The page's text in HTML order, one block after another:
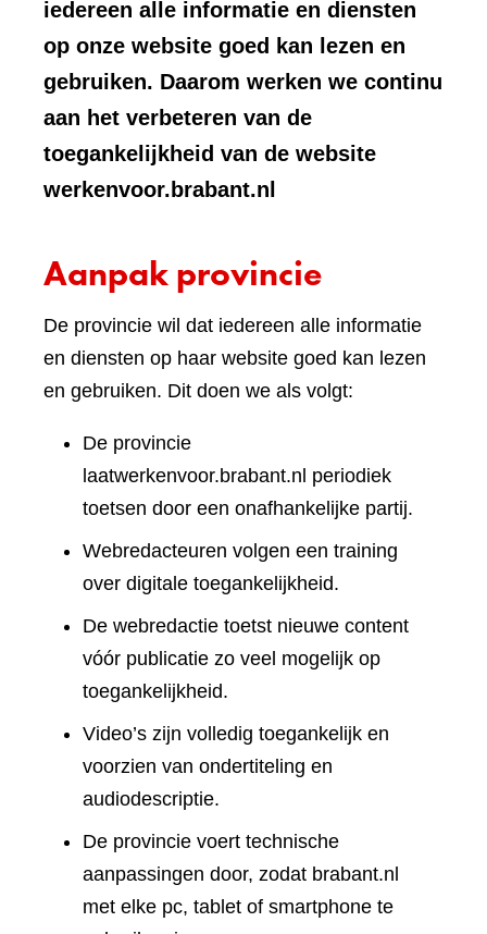
iedereen alle informatie en diensten
op onze website goed kan lezen en
gebruiken. Daarom werken we continu
aan het verbeteren van de
toegankelijkheid van de website
werkenvoor.brabant.nl
Aanpak provincie
De provincie wil dat iedereen alle informatie
en diensten op haar website goed kan lezen
en gebruiken. Dit doen we als volgt:
De provincie
laatwerkenvoor.brabant.nl periodiek
toetsen door een onafhankelijke partij.
Webredacteuren volgen een training
over digitale toegankelijkheid.
De webredactie toetst nieuwe content
vóór publicatie zo veel mogelijk op
toegankelijkheid.
Video’s zijn volledig toegankelijk en
voorzien van ondertiteling en
audiodescriptie.
De provincie voert technische
aanpassingen door, zodat brabant.nl
met elke pc, tablet of smartphone te